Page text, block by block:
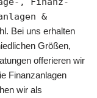
&
Bei uns erhalten
Größen,
offerieren wir
Finanzanlagen
wir als